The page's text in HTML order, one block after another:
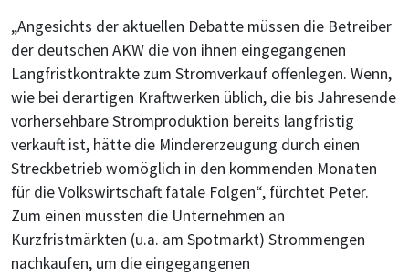
„Angesichts der aktuellen Debatte müssen die Betreiber
der deutschen AKW die von ihnen eingegangenen
Langfristkontrakte zum Stromverkauf offenlegen. Wenn,
wie bei derartigen Kraftwerken üblich, die bis Jahresende
vorhersehbare Stromproduktion bereits langfristig
verkauft ist, hätte die Mindererzeugung durch einen
Streckbetrieb womöglich in den kommenden Monaten
für die Volkswirtschaft fatale Folgen“, fürchtet Peter.
Zum einen müssten die Unternehmen an
Kurzfristmärkten (u.a. am Spotmarkt) Strommengen
nachkaufen, um die eingegangenen